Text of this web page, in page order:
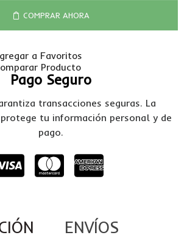
COMPRAR AHORA
a Favoritos
Producto
Pago Seguro
transacciones seguras. La
protege tu información personal y de
pago.
ENVÍOS